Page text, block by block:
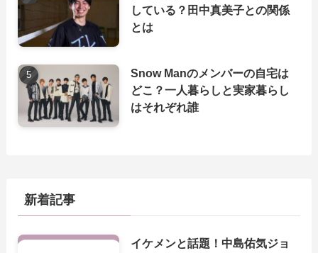
している？田中真美子との関係
とは
Snow Manのメンバーの自宅は
どこ？一人暮らしと実家暮らし
はそれぞれ誰
新着記事
イケメンと話題！中島佑気ジョ